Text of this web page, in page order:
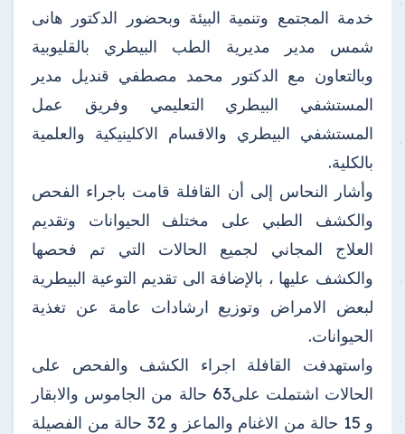
خدمة المجتمع وتنمية البيئة وبحضور الدكتور هانى
شمس مدير مديرية الطب البيطري بالقليوبية
وبالتعاون مع الدكتور محمد مصطفي قنديل مدير
المستشفي البيطري التعليمي وفريق عمل
المستشفي البيطري والاقسام الاكلينيكية والعلمية
بالكلية.
وأشار النحاس إلى أن القافلة قامت باجراء الفحص
والكشف الطبي على مختلف الحيوانات وتقديم
العلاج المجاني لجميع الحالات التي تم فحصها
والكشف عليها ، بالإضافة الى تقديم التوعية البيطرية
لبعض الامراض وتوزيع ارشادات عامة عن تغذية
الحيوانات.
واستهدفت القافلة اجراء الكشف والفحص على
الحالات اشتملت على63 حالة من الجاموس والابقار
و 15 حالة من الاغنام والماعز و 32 حالة من الفصيلة